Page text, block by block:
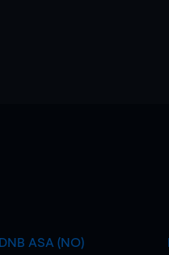
DNB ASA (NO)